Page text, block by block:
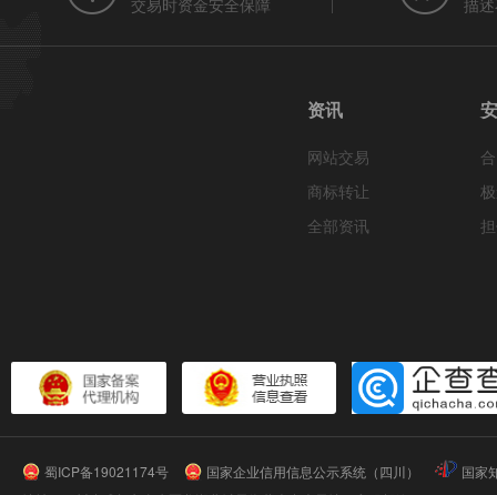
交易时资金安全保障 描
资讯
网站交易
商标转让
全部资讯
蜀ICP备19021174号 国家企业信用信息公示系统（四川）
国家